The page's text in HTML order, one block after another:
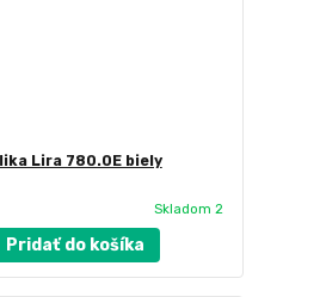
Lira 780.0E biely
Skladom 2
Pridať do košíka